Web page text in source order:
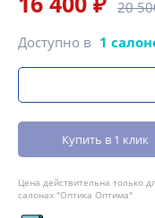
20
Доступно в 1
Купить в 1 клик
Цена действительна только
салонах "Оптика Оптима"